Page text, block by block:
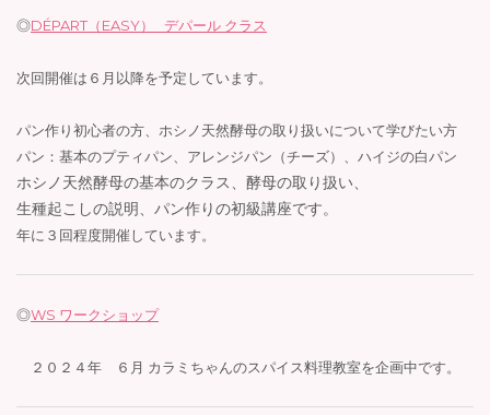
◎DÉPART （EASY） デパール クラス
次回開催は６月以降を予定しています。
パン作り初心者の方、ホシノ天然酵母の取り扱いについて学びたい方
パン：基本のプティパン、アレンジパン（チーズ）、ハイジの白パン
ホシノ天然酵母の基本のクラス、酵母の取り扱い、
生種起こしの説明、パン作りの初級講座です。
年に３回程度開催しています。
◎WS ワークショップ
２０２４年 ６月 カラミちゃんのスパイス料理教室を企画中です。